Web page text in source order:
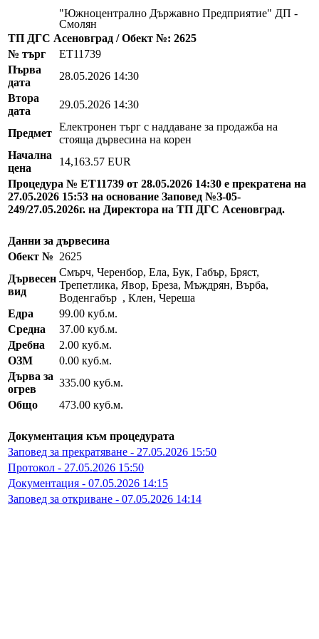
"Южноцентрално Държавно Предприятие" ДП -
Смолян
ТП ДГС Асеновград / Обект №: 2625
№ търг
EТ11739
Първа
дата
28.05.2026 14:30
Втора
дата
29.05.2026 14:30
Предмет
Електронен търг с наддаване за продажба на
стояща дървесина на корен
Начална
цена
14,163.57 EUR
Процедура № ЕТ11739 от 28.05.2026 14:30 е прекратена на
27.05.2026 15:53 на основание Заповед №З-05-
249/27.05.2026г. на Директора на ТП ДГС Асеновград.
Данни за дървесина
Обект № 2625
Дървесен
вид
Смърч, Черенбор, Ела, Бук, Габър, Бряст,
Трепетлика, Явор, Бреза, Мъждрян, Върба,
Воденгабър , Клен, Череша
Едра
99.00 куб.м.
Средна
37.00 куб.м.
Дребна
2.00 куб.м.
ОЗМ
0.00 куб.м.
Дърва за
огрев
335.00 куб.м.
Общо
473.00 куб.м.
Документация към процедурата
Заповед за прекратяване - 27.05.2026 15:50
Протокол - 27.05.2026 15:50
Документация - 07.05.2026 14:15
Заповед за откриване - 07.05.2026 14:14